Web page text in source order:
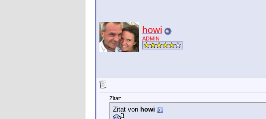
howi
ADMIN
Zitat:
Zitat von howi